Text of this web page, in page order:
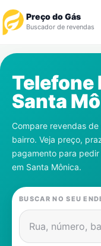
Preço do Gás
Buscador de revendas
Revendedor
Notícias
Cadastre-se
Gás
Contatos
Telefone
Santa
Compare revendas
bairro. Veja preço,
pagamento para
em Santa Mônica.
BUSCAR NO SEU
Rua, número,